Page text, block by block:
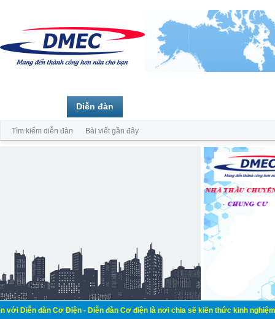
Cơ Điện - Diễn đàn Cơ điện là nơi chia sẽ kiến thức kinh nghiệm trong
Diễn đàn
Tìm kiếm diễn đàn Bài viết gần đây